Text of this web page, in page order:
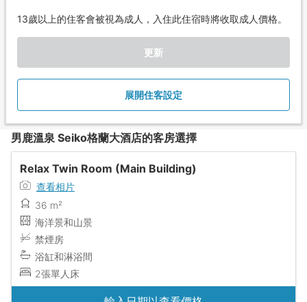
13歲以上的住客會被視為成人，入住此住宿時將收取成人價格。
更新
展開住客設定
男鹿溫泉 Seiko格蘭大酒店的客房選擇
Relax Twin Room (Main Building)
查看相片
36 m²
海洋景和山景
禁煙房
浴缸和淋浴間
2張單人床